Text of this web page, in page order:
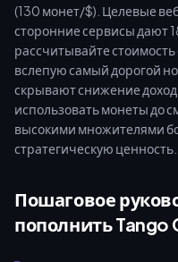
(130 монет/$). Целевые
сторонние сервисы дают
рассчитывайте
вслепую самый дорогой
скрывают снижение
использовать монеты до
высокими множителями
стратегическую ценность.
Пошаговое
пополнить Tango